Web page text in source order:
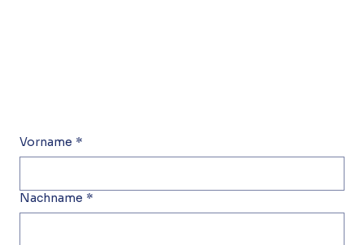
Vorname *
Nachname *